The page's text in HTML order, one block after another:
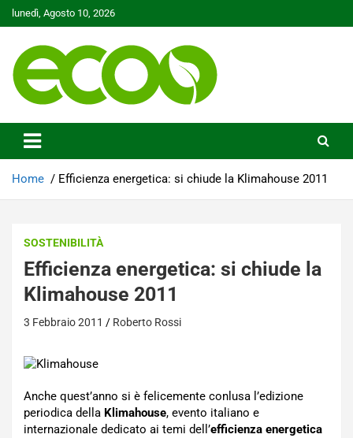
Skip
to
lunedì, Agosto 10, 2026
Ecoo.it
Home Efficienza energetica: si chiude la Klimahouse 2011
SOSTENIBILITÀ
Efficienza energetica: si chiude la
Klimahouse 2011
3 Febbraio 2011 Roberto Rossi
Anche quest’anno si è felicemente conlusa l’edizione
periodica della Klimahouse, evento italiano e
internazionale dedicato ai temi dell’efficienza energetica